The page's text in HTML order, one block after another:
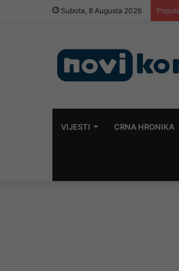
Subota, 8 Augusta 2026
VIJESTI CRNA HRONIKA